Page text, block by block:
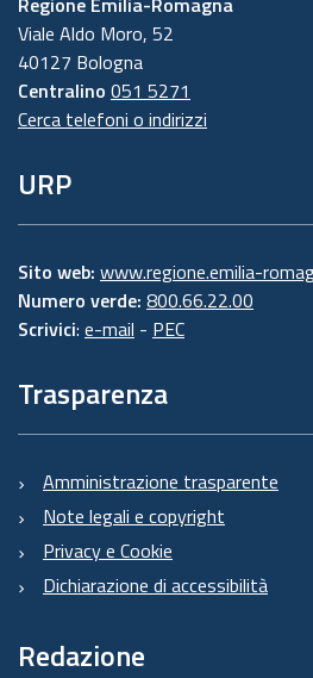
Viale Aldo Moro, 52
40127 Bologna
Centralino 051 5271
Cerca telefoni o indirizzi
URP
Sito web: www.regione.emilia-
Numero verde: 800.66.22.00
Scrivici: e-mail - PEC
Trasparenza
Amministrazione trasparente
Note legali e copyright
Privacy e Cookie
Dichiarazione di accessibilità
Redazione